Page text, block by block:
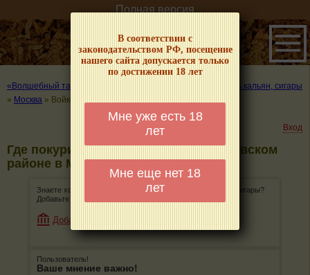
В соответствии с
законодательством РФ, посещение
нашего сайта допускается только
по достижении 18 лет
Мне уже есть 18
лет
Мне еще нет 18
лет
Полная версия
«Волшебный табачок» – о табаке и курении
Где покурить кальян, сигары
» Москва » Войковский район
Вход
Где покурить кальян, сигары в Войковском
районе в Москве
Знаете хорошее место, где можно покурить кальян или сигары?
Добавьте его, поделитесь информацией с остальными!
Добавить магазин
Пользователь!
Ваше мнение важно!